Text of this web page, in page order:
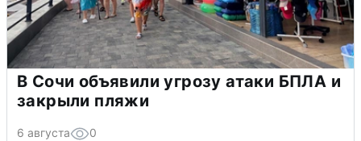
В Сочи объявили угрозу атаки БПЛА и
закрыли пляжи
6 августа 0